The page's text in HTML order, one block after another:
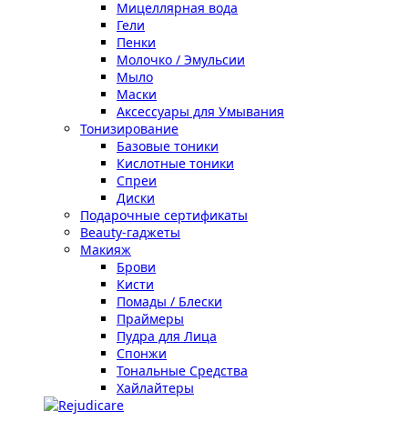
Мицеллярная вода
Гели
Пенки
Молочко / Эмульсии
Мыло
Маски
Аксессуары для Умывания
Тонизирование
Базовые тоники
Кислотные тоники
Спреи
Диски
Подарочные сертификаты
Beauty-гаджеты
Макияж
Брови
Кисти
Помады / Блески
Праймеры
Пудра для Лица
Спонжи
Тональные Средства
Хайлайтеры